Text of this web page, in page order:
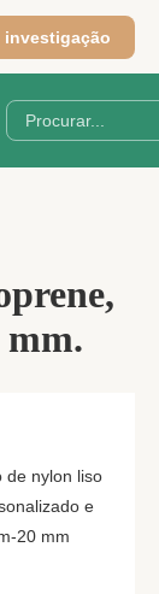
investigação
mm.
de nylon liso
e
20 mm